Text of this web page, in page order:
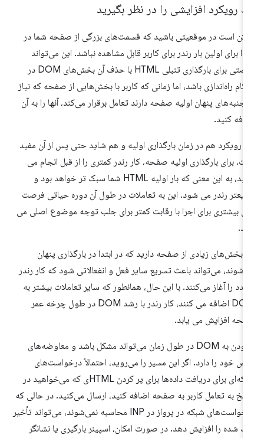
رویکرد افزایشی را در نظر بگیرید
است در موقعیتی باشید که قسمت‌های بزرگی از صفحه شما در
برای اولین بار رندر برای کاربر قابل مشاهده نباشد. این می‌تواند
فرصتی برای بارگذاری تنبلی HTML با حذف آن بخش‌های DOM در
راه‌اندازی باشد، اما زمانی که کاربر با بخش‌هایی از صفحه که نیاز
جنبه‌های پنهان اولیه صفحه دارند تعامل برقرار می‌کند، آنها را به آن
کنید.
رویکرد هم در زمان بارگذاری اولیه و هم شاید حتی پس از آن مفید
برای بارگذاری اولیه صفحه، کار رندر کمتری را از قبل انجام می
دهید، به این معنی که بار اولیه HTML شما سبک تر خواهد بود و
رندر می شود. این به تعاملات در طول آن دوره حیاتی فرصت
بیشتری برای اجرا با رقابت کمتر برای جلب توجه موضوع اصلی می
بخش‌های زیادی از صفحه دارید که در ابتدا در بارگذاری پنهان
می‌تواند باعث تسریع سایر فعل و انفعالاتی شود که کار رندر
را آغاز می‌کنند. با این حال، همانطور که سایر تعاملات بیشتر به
DOM اضافه می کنند، کار رندر با رشد DOM در طول چرخه عمر
افزایش می یابد.
افزودن به DOM در طول زمان می‌تواند مشکل باشد و معاوضه‌های
خود را دارد. اگر این مسیر را می‌روید، احتمالاً درخواست‌های
شبکه‌ای برای دریافت داده‌ها برای پر کردن HTMLی که می‌خواهید در
به تعامل کاربر به صفحه اضافه کنید، ارسال می‌کنید. در حالی که
درخواست‌های شبکه در پرواز در INP محاسبه نمی‌شوند، می‌تواند تأخیر
شده را افزایش دهد. در صورت امکان، اسپینر بارگیری یا نشانگر